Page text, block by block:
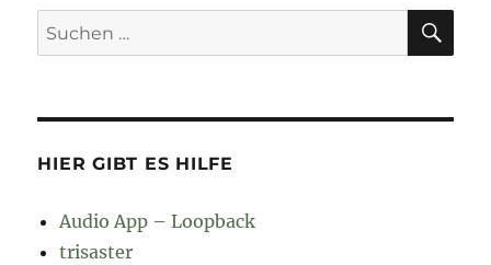
Suchen
nach:
HIER GIBT ES HILFE
Audio App – Loopback
trisaster